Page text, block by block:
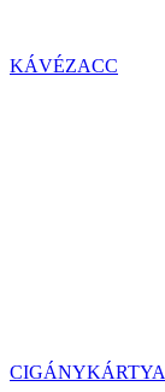
KÁVÉZACC
CIGÁNYKÁRTYA